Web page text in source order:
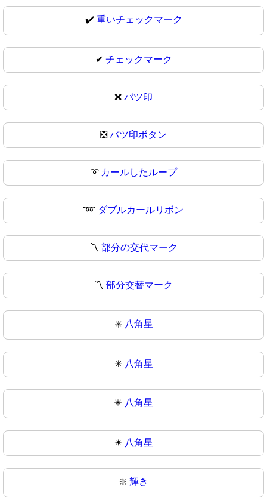
✔️ 重いチェックマーク
✔ チェックマーク
❌ バツ印
❎ バツ印ボタン
➰ カールしたループ
➿ ダブルカールリボン
〽️ 部分の交代マーク
〽 部分交替マーク
✳️ 八角星
✳ 八角星
✴️ 八角星
✴ 八角星
❇️ 輝き